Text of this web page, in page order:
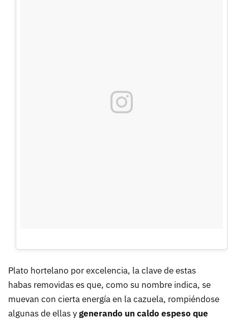
Plato hortelano por excelencia, la clave de estas
habas removidas es que, como su nombre indica, se
muevan con cierta energía en la cazuela, rompiéndose
algunas de ellas ygenerando un caldo espeso que